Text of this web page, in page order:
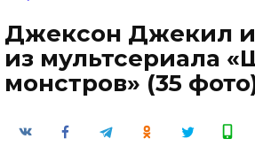
Джексон Джекил
из мультсериала
монстров» (35